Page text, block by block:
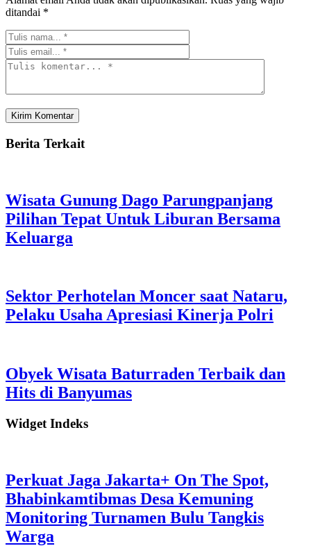
ditandai *
Berita Terkait
Wisata Gunung Dago Parungpanjang
Pilihan Tepat Untuk Liburan Bersama
Keluarga
Sektor Perhotelan Moncer saat Nataru,
Pelaku Usaha Apresiasi Kinerja Polri
Obyek Wisata Baturraden Terbaik dan
Hits di Banyumas
Widget Indeks
Perkuat Jaga Jakarta+ On The Spot,
Bhabinkamtibmas Desa Kemuning
Monitoring Turnamen Bulu Tangkis
Warga